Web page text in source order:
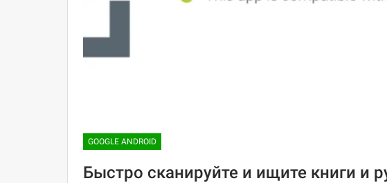
GOOGLE ANDROID
Быстро сканируйте и ищите книги и